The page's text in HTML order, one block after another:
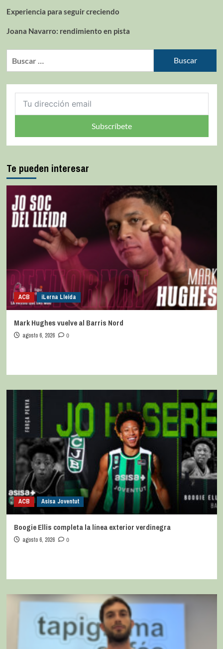
Experiencia para seguir creciendo
Joana Navarro: rendimiento en pista
Subscríbete
Te pueden interesar
ACB iLerna Lleida
Mark Hughes vuelve al Barris Nord
agosto 6, 2026 0
ACB Asisa Joventut
Boogie Ellis completa la línea exterior verdinegra
agosto 6, 2026 0